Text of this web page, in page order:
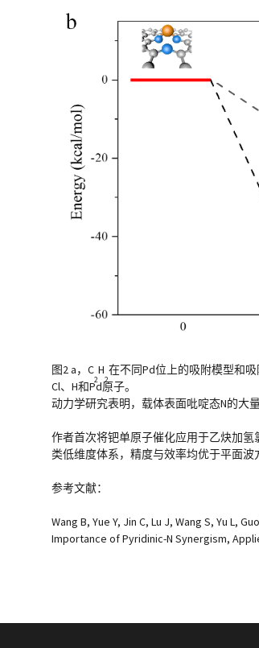
图2 a，C
2
H
2
在不同Pd位上的吸附模型和
Cl、H和Pd原子。
动力学研究表明，载体表面吡啶态N的大
作者首次将钯单原子催化应用于乙炔加氢
类低维度体系，精度与效率均优于平面波
参考文献：
Wang B, Yue Y, Jin C, Lu J, Wang S, Yu L,
Importance of Pyridinic-N Synergism,